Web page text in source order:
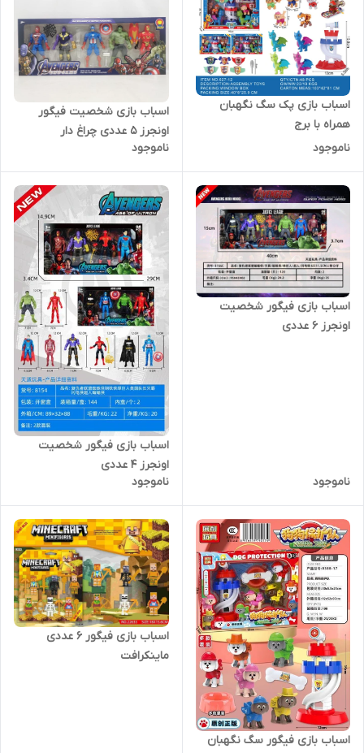
اسباب بازی پک سگ نگهبان
همراه با برج
ناموجود
اسباب بازی شخصیت فیگور
اونجرز 5 عددی چراغ دار
ناموجود
اسباب بازی فیگور شخصیت
اونجرز 6 عددی
ناموجود
اسباب بازی فیگور شخصیت
اونجرز 4 عددی
ناموجود
اسباب بازی فیگور سگ نگهبان
اسباب بازی فیگور 6 عددی
ماینکرافت